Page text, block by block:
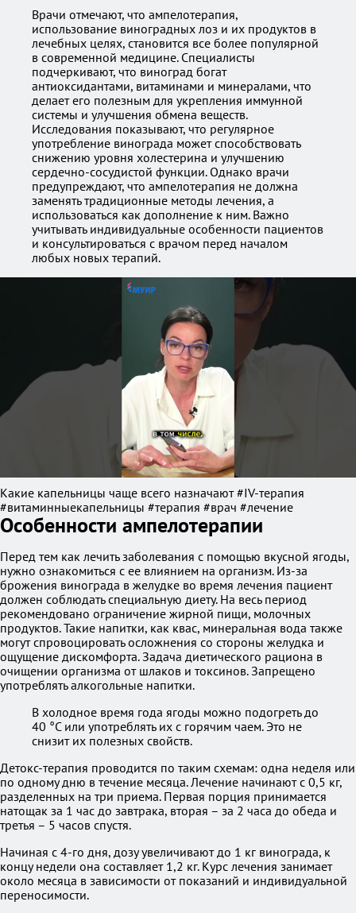
Врачи отмечают, что ампелотерапия,
использование виноградных лоз и их продуктов в
лечебных целях, становится все более популярной
в современной медицине. Специалисты
подчеркивают, что виноград богат
антиоксидантами, витаминами и минералами, что
делает его полезным для укрепления иммунной
системы и улучшения обмена веществ.
Исследования показывают, что регулярное
употребление винограда может способствовать
снижению уровня холестерина и улучшению
сердечно-сосудистой функции. Однако врачи
предупреждают, что ампелотерапия не должна
заменять традиционные методы лечения, а
использоваться как дополнение к ним. Важно
учитывать индивидуальные особенности пациентов
и консультироваться с врачом перед началом
любых новых терапий.
Какие капельницы чаще всего назначают #IV-терапия
#витаминныекапельницы #терапия #врач #лечение
Особенности ампелотерапии
Перед тем как лечить заболевания с помощью вкусной ягоды,
нужно ознакомиться с ее влиянием на организм. Из-за
брожения винограда в желудке во время лечения пациент
должен соблюдать специальную диету. На весь период
рекомендовано ограничение жирной пищи, молочных
продуктов. Такие напитки, как квас, минеральная вода также
могут спровоцировать осложнения со стороны желудка и
ощущение дискомфорта. Задача диетического рациона в
очищении организма от шлаков и токсинов. Запрещено
употреблять алкогольные напитки.
В холодное время года ягоды можно подогреть до
40 °С или употреблять их с горячим чаем. Это не
снизит их полезных свойств.
Детокс-терапия проводится по таким схемам: одна неделя или
по одному дню в течение месяца. Лечение начинают с 0,5 кг,
разделенных на три приема. Первая порция принимается
натощак за 1 час до завтрака, вторая – за 2 часа до обеда и
третья – 5 часов спустя.
Начиная с 4-го дня, дозу увеличивают до 1 кг винограда, к
концу недели она составляет 1,2 кг. Курс лечения занимает
около месяца в зависимости от показаний и индивидуальной
переносимости.